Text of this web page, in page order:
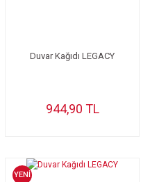
Duvar Kağıdı LEGACY
944,90 TL
YENİ